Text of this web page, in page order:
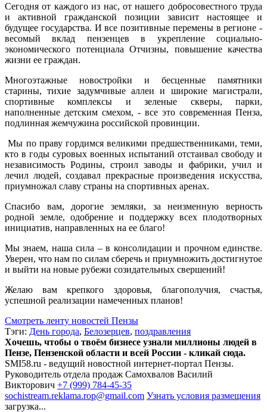
Сегодня от каждого из нас, от нашего добросовестного труда
и активной гражданской позиции зависит настоящее и
будущее государства. И все позитивные перемены в регионе -
весомый вклад пензенцев в укрепление социально-
экономического потенциала Отчизны, повышение качества
жизни ее граждан.
Многоэтажные новостройки и бесценные памятники
старины, тихие задумчивые аллеи и широкие магистрали,
спортивные комплексы и зеленые скверы, парки,
наполненные детским смехом, - все это современная Пенза,
подлинная жемчужина российской провинции.
Мы по праву гордимся великими предшественниками, теми,
кто в годы суровых военных испытаний отстаивал свободу и
независимость Родины, строил заводы и фабрики, учил и
лечил людей, создавал прекрасные произведения искусства,
приумножал славу страны на спортивных аренах.
Спасибо вам, дорогие земляки, за неизменную верность
родной земле, одобрение и поддержку всех плодотворных
инициатив, направленных на ее благо!
Мы знаем, наша сила – в консолидации и прочном единстве.
Уверен, что нам по силам сберечь и приумножить достигнутое
и выйти на новые рубежи созидательных свершений!
Желаю вам крепкого здоровья, благополучия, счастья,
успешной реализации намеченных планов!
Смотреть ленту новостей Пензы
Тэги: День города, Белозерцев, поздравления
Хочешь, чтобы о твоём бизнесе узнали миллионы людей в
Пензе, Пензенской области и всей России - кликай сюда.
SMI58.ru - ведущий новостной интернет-портал Пензы.
Руководитель отдела продаж Самохвалов Василий
Викторович +7 (999) 784-45-35
sochistream.reklama.rop@gmail.com Узнать условия размещения
загрузка...